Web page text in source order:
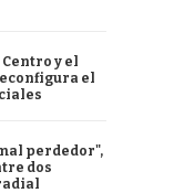
y el
el
perdedor",
dos